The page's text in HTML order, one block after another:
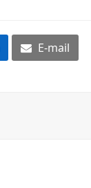
E-mail